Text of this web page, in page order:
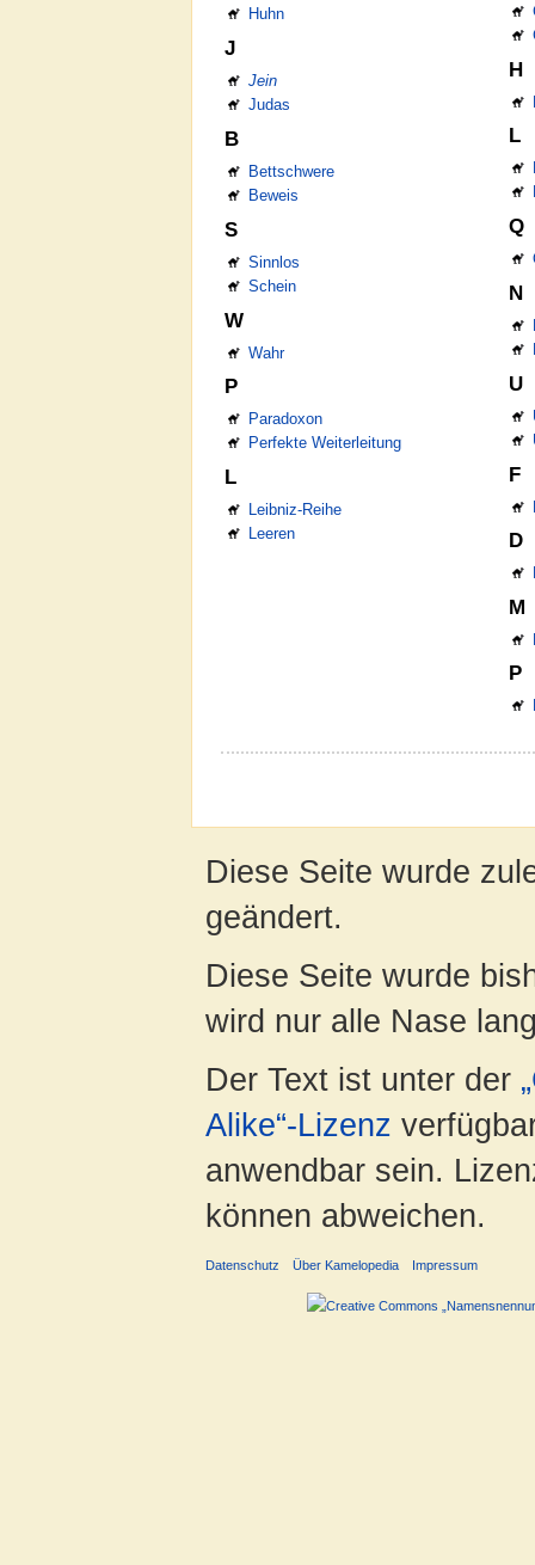
Huhn
J
Jein
Judas
B
Bettschwere
Beweis
S
Sinnlos
Schein
W
Wahr
P
Paradoxon
Perfekte Weiterleitung
L
Leibniz-Reihe
Leeren
H
L
Q
N
U
F
D
M
P
Diese Seite wurde
geändert.
Diese Seite wurde
wird nur alle Nase
Der Text ist unter der
Alike“-Lizenz
anwendbar sein.
können abweichen.
Datenschutz Über Kamelopedia Impressum